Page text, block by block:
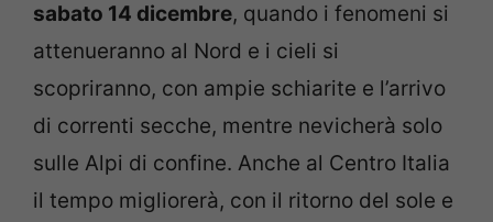
sabato 14 dicembre, quando i fenomeni si
attenueranno al Nord e i cieli si
scopriranno, con ampie schiarite e l’arrivo
di correnti secche, mentre nevicherà solo
sulle Alpi di confine. Anche al Centro Italia
il tempo migliorerà, con il ritorno del sole e